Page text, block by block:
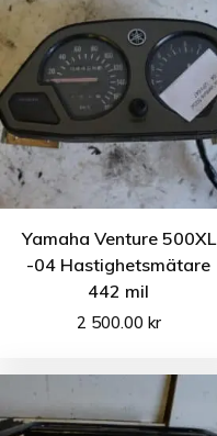
Yamaha Venture 500XL
-04 Hastighetsmätare
442 mil
2 500.00 kr